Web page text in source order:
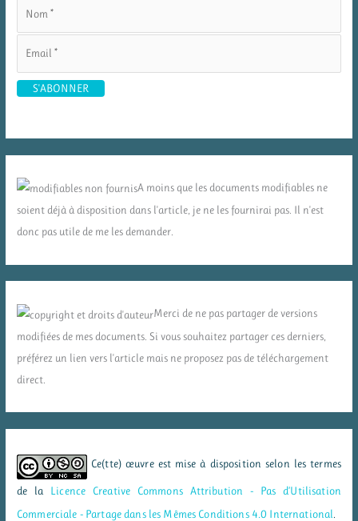
A moins que les documents modifiables ne
soient déjà à disposition dans l'article, je ne les fournirai pas. Il n'est
donc pas utile de me les demander.
Merci de ne pas partager de versions
modifiées de mes documents. Si vous souhaitez partager ces derniers,
préférez un lien vers l'article mais ne proposez pas de téléchargement
direct.
Ce(tte) œuvre est mise à disposition selon les termes
de la Licence Creative Commons Attribution - Pas d’Utilisation
Commerciale - Partage dans les Mêmes Conditions 4.0 International